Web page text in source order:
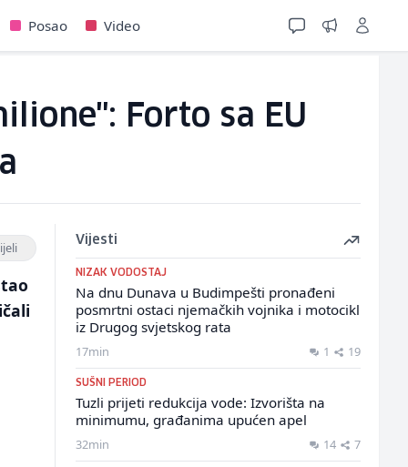
Posao Video
Forto sa EU
Vijesti
NIZAK VODOSTAJ
Na dnu Dunava u Budimpešti pronađeni
posmrtni ostaci njemačkih vojnika i motocikl
iz Drugog svjetskog rata
17min 1 19
SUŠNI PERIOD
Tuzli prijeti redukcija vode: Izvorišta na
minimumu, građanima upućen apel
32min 14 7